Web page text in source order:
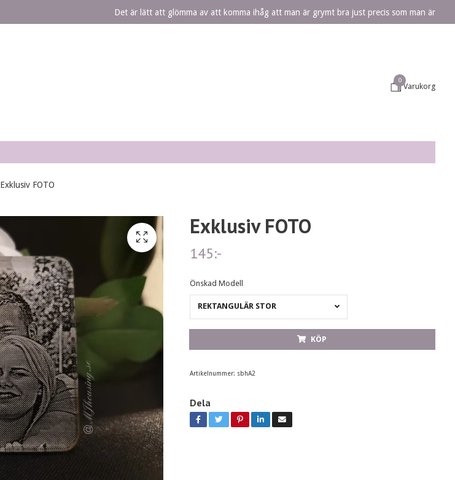
Det är lätt att glömma av att komma ihåg att man är grymt bra just precis som man är
0
Varukorg
Exklusiv FOTO
Exklusiv FOTO
145:-
Önskad Modell
REKTANGULÄR STOR
KÖP
Artikelnummer: sbhA2
Dela